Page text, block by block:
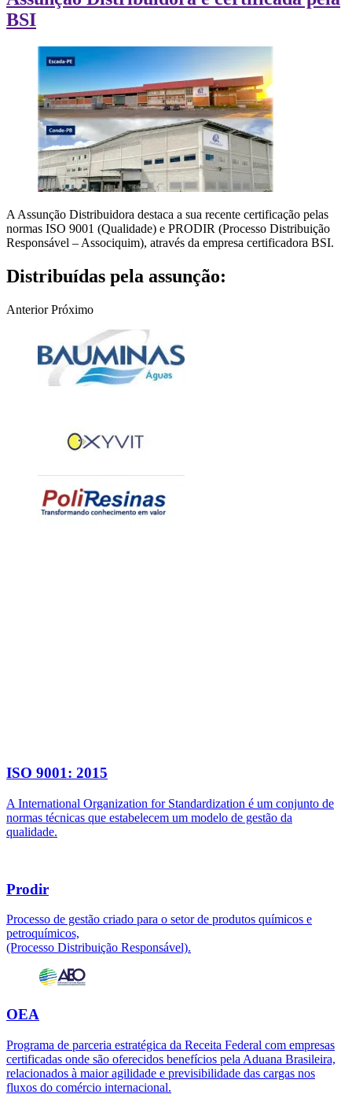
BSI
A Assunção Distribuidora destaca a sua recente certificação pelas
normas ISO 9001 (Qualidade) e PRODIR (Processo Distribuição
Responsável – Associquim), através da empresa certificadora BSI.
Distribuídas pela assunção:
Anterior Próximo
ISO 9001: 2015
A International Organization for Standardization é um conjunto de
normas técnicas que estabelecem um modelo de gestão da
qualidade.
Prodir
Processo de gestão criado para o setor de produtos químicos e
petroquímicos,
(Processo Distribuição Responsável).
OEA
Programa de parceria estratégica da Receita Federal com empresas
certificadas onde são oferecidos benefícios pela Aduana Brasileira,
relacionados à maior agilidade e previsibilidade das cargas nos
fluxos do comércio internacional.